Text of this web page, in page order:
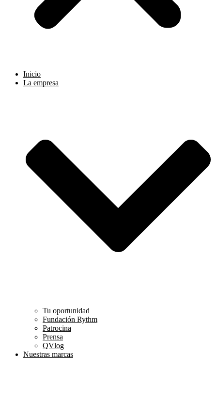
Inicio
La empresa
Tu oportunidad
Fundación Rythm
Patrocina
Prensa
QVlog
Nuestras marcas